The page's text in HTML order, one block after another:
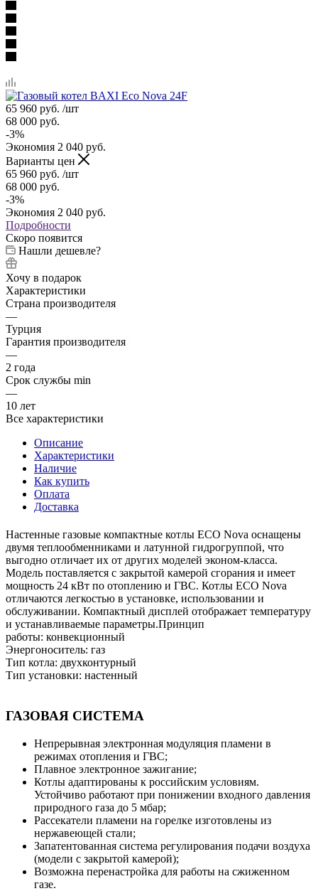
65 960 руб. /шт
68 000 руб.
-3%
Экономия 2 040 руб.
Варианты цен
65 960 руб. /шт
68 000 руб.
-3%
Экономия 2 040 руб.
Подробности
Скоро появится
Нашли дешевле?
Хочу в подарок
Характеристики
Страна производителя
—
Турция
Гарантия производителя
—
2 года
Срок службы min
—
10 лет
Все характеристики
Описание
Характеристики
Наличие
Как купить
Оплата
Доставка
Настенные газовые компактные котлы ECO Nova оснащены
двумя теплообменниками и латунной гидрогруппой, что
выгодно отличает их от других моделей эконом-класса.
Модель поставляется с закрытой камерой сгорания и имеет
мощность 24 кВт по отоплению и ГВС. Котлы ECO Nova
отличаются легкостью в установке, использовании и
обслуживании. Компактный дисплей отображает температуру
и устанавливаемые параметры.Принцип
работы: конвекционный
Энергоноситель: газ
Тип котла: двухконтурный
Тип установки: настенный
ГАЗОВАЯ СИСТЕМА
Непрерывная электронная модуляция пламени в
режимах отопления и ГВС;
Плавное электронное зажигание;
Котлы адаптированы к российским условиям.
Устойчиво работают при понижении входного давления
природного газа до 5 мбар;
Рассекатели пламени на горелке изготовлены из
нержавеющей стали;
Запатентованная система регулирования подачи воздуха
(модели с закрытой камерой);
Возможна перенастройка для работы на сжиженном
газе.